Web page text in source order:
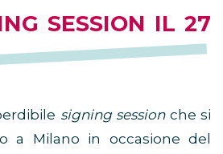
SESSION IL 27
signing session che si
a Milano in occasione del